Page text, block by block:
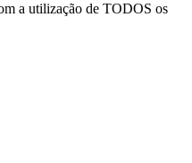
a utilização de TODOS os